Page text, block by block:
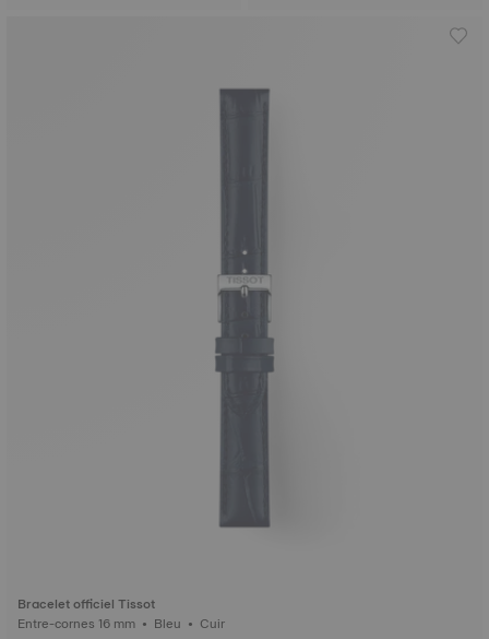
Bracelet officiel Tissot
Entre-cornes 16 mm • Bleu • Cuir